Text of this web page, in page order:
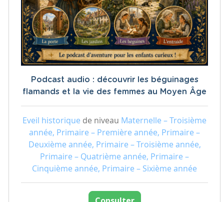
Podcast audio : découvrir les béguinages
flamands et la vie des femmes au Moyen Âge
Eveil historique de niveau Maternelle – Troisième
année, Primaire – Première année, Primaire –
Deuxième année, Primaire – Troisième année,
Primaire – Quatrième année, Primaire –
Cinquième année, Primaire – Sixième année